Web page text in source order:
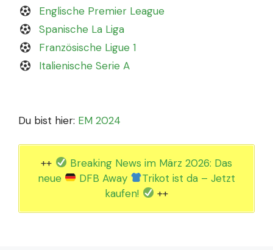
Englische Premier League
Spanische La Liga
Französische Ligue 1
Italienische Serie A
Du bist hier: EM 2024
++
Breaking News im März 2026: Das
neue
DFB Away
Trikot ist da – Jetzt
kaufen!
++